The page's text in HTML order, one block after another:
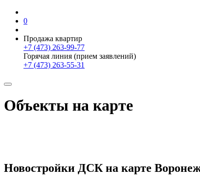
0
Продажа квартир
+7 (473) 263-99-77
Горячая линия (прием заявлений)
+7 (473) 263-55-31
Объекты на карте
Новостройки ДСК на карте